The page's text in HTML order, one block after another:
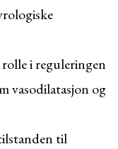
i reguleringen
vasodilatasjon og
til